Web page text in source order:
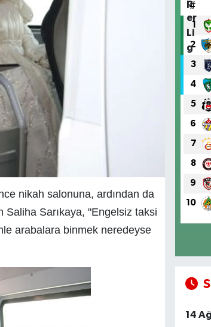
nikah salonuna, ardından da
Saliha Sarıkaya, "Engelsiz taksi
arabalara binmek neredeyse
#
1
2
3
4
5
6
7
8
9
10
14